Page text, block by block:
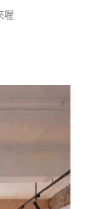
喔